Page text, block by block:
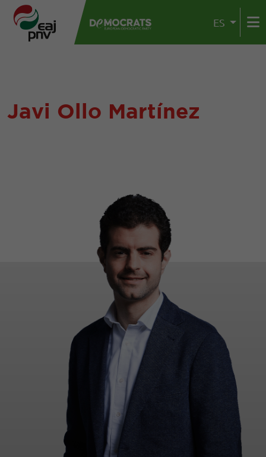
ES
Javi Ollo Martínez